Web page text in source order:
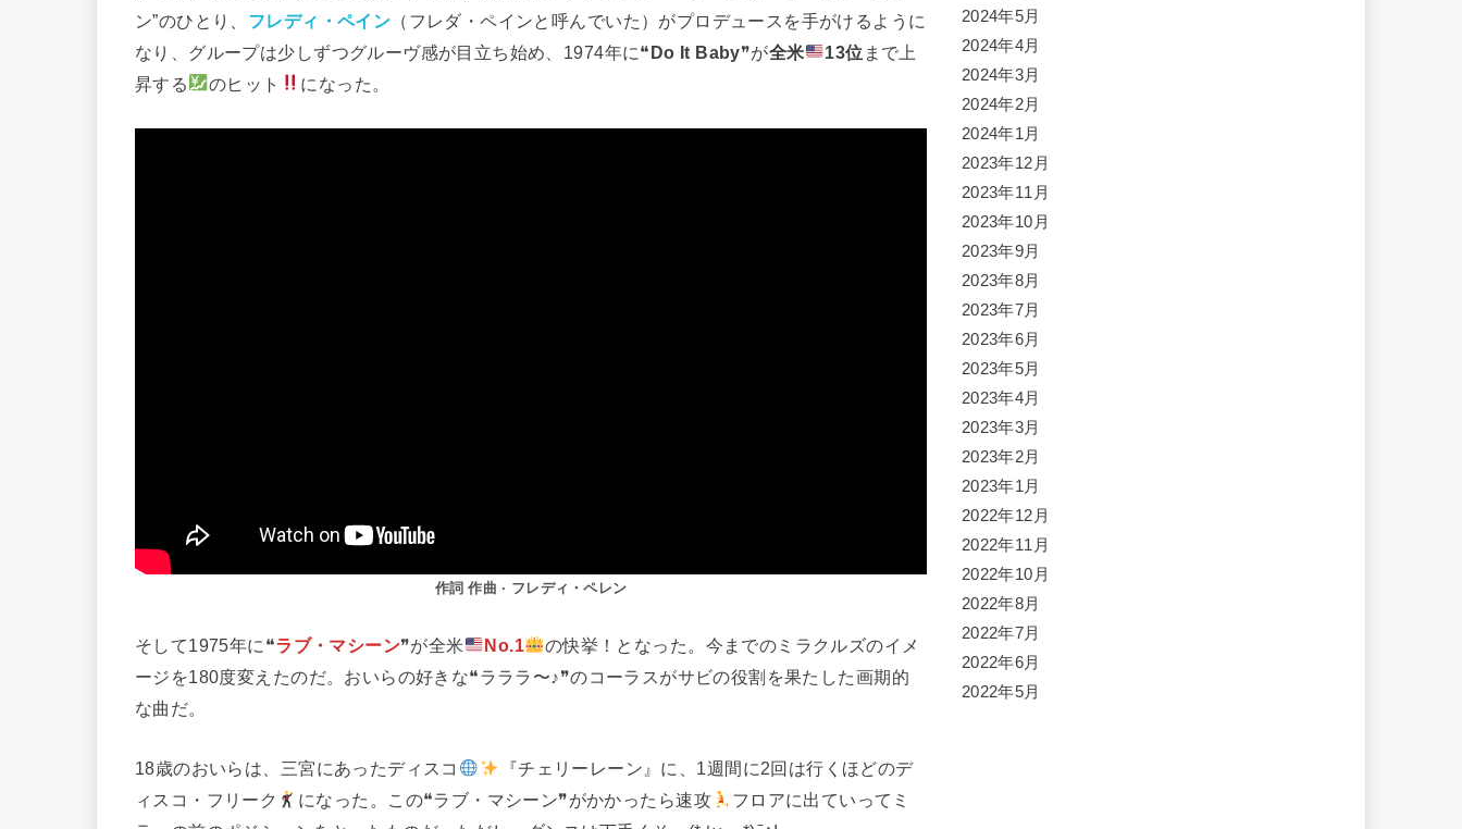
ン”のひとり、 フレディ・ペイン （フレダ・ペインと呼んでいた）がプロデュースを手がけるように
なり、グループは少しずつグルーヴ感が目立ち始め、1974年に❝Do It Baby❞が全米 13位 まで上
昇する
のヒット になった。
作詞 作曲 · フレディ・ペレン
そして1975年に❝ラブ・マシーン❞が全米 No.1
の快挙！となった。今までのミラクルズのイメ
ージを180度変えたのだ。おいらの好きな❝ラララ〜♪❞のコーラスがサビの役割を果たした画期的
な曲だ。
18歳のおいらは、三宮にあったディスコ
『チェリーレーン』に、1週間に2回は行くほどのデ
ィスコ・フリーク
になった。この❝ラブ・マシーン❞がかかったら速攻
フロアに出ていってミ
2024年5月
2024年4月
2024年3月
2024年2月
2024年1月
2023年12月
2023年11月
2023年10月
2023年9月
2023年8月
2023年7月
2023年6月
2023年5月
2023年4月
2023年3月
2023年2月
2023年1月
2022年12月
2022年11月
2022年10月
2022年8月
2022年7月
2022年6月
2022年5月